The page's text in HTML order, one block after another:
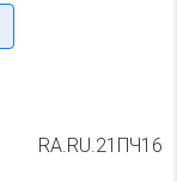
RA.RU.21ПЧ16